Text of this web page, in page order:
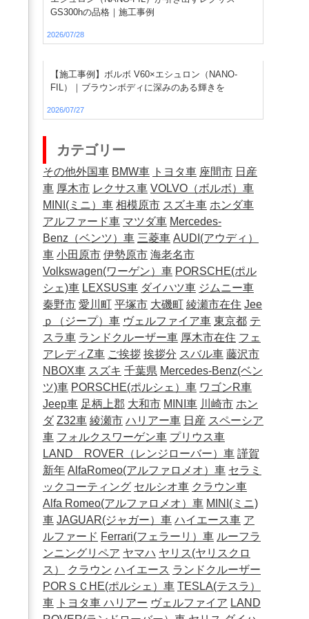
GS300hの品格｜施工事例
2026/07/28
【施工事例】ボルボ V60×エシュロン（NANO-
FIL）｜ブラウンボディに深みのある輝きを
2026/07/27
カテゴリー
その他外国車 BMW車 トヨタ車 座間市 日産
車 厚木市 レクサス車 VOLVO（ボルボ）車
MINI(ミニ）車 相模原市 スズキ車 ホンダ車
アルファード車 マツダ車 Mercedes-
Benz（ベンツ）車 三菱車 AUDI(アウディ）
車 小田原市 伊勢原市 海老名市
Volkswagen(ワーゲン）車 PORSCHE(ポル
シェ)車 LEXSUS車 ダイハツ車 ジムニー車
秦野市 愛川町 平塚市 大磯町 綾瀬市在住 Jee
ｐ（ジープ）車 ヴェルファイア車 東京都 テ
スラ車 ランドクルーザー車 厚木市在住 フェ
アレディZ車 ご挨拶 挨拶分 スバル車 藤沢市
NBOX車 スズキ 千葉県 Mercedes-Benz(ベン
ツ)車 PORSCHE(ポルシェ）車 ワゴンR車
Jeep車 足柄上郡 大和市 MINI車 川崎市 ホン
ダ Z32車 綾瀬市 ハリアー車 日産 スペーシア
車 フォルクスワーゲン車 プリウス車
LAND ROVER（レンジローバー）車 謹賀
新年 AlfaRomeo(アルファロメオ）車 セラミ
ックコーティング セルシオ車 クラウン車
Alfa Romeo(アルファロメオ）車 MINI(ミニ)
車 JAGUAR(ジャガー）車 ハイエース車 ア
ルファード Ferrari(フェラーリ）車 ルーフラ
ンニングリペア ヤマハ ヤリス(ヤリスクロ
ス）
クラウン ハイエース ランドクルーザー
PORＳＣHE(ポルシェ）車 TESLA(テスラ）
車 トヨタ車 ハリアー ヴェルファイア LAND